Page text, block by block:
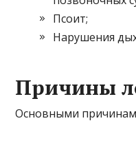
Псоит;
Нарушения
Причины
Основными